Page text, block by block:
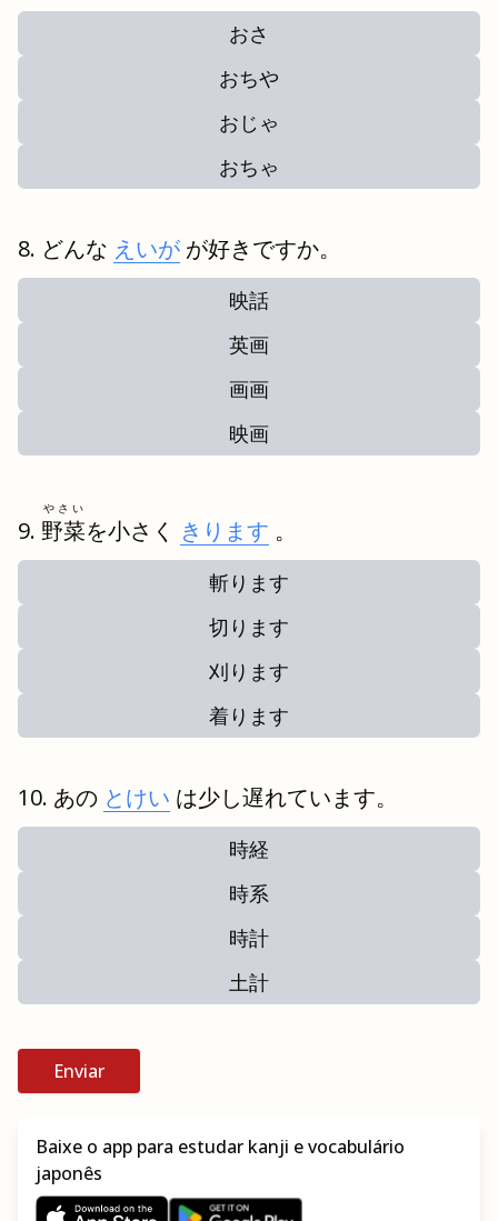
おさ
おちや
おじゃ
おちゃ
どんな えいが が好きですか。
映話
英画
画画
映画
野菜
やさい
を小さく きります 。
斬ります
切ります
刈ります
着ります
あの とけい は少し遅れています。
時経
時系
時計
土計
Enviar
Baixe o app para estudar kanji e vocabulário
japonês